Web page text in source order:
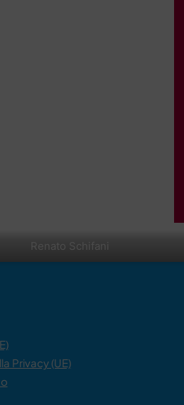
Renato Schifani
Privacy (UE)